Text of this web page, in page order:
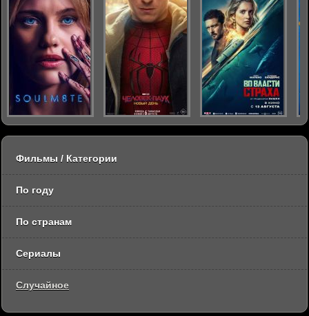
Фильмы / Категории
По году
По странам
Сериалы
Случайное